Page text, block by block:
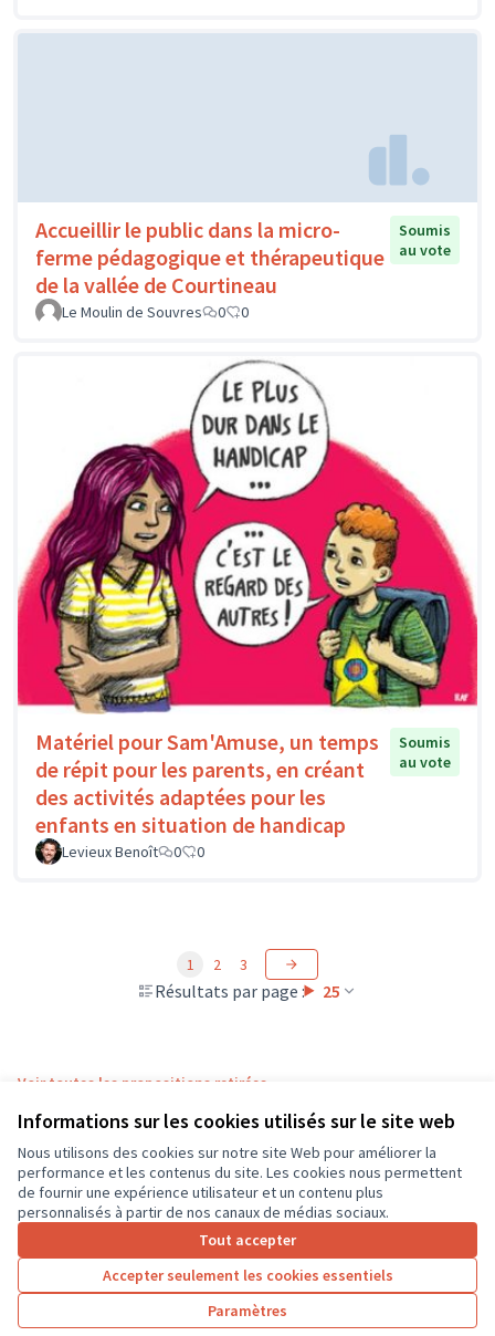
Informations sur les cookies utilisés sur le site web
Nous utilisons des cookies sur notre site Web pour améliorer la
performance et les contenus du site. Les cookies nous permettent
de fournir une expérience utilisateur et un contenu plus
personnalisés à partir de nos canaux de médias sociaux.
Tout accepter
Accepter seulement les cookies essentiels
Paramètres
Accueillir le public dans la micro-
ferme pédagogique et thérapeutique
de la vallée de Courtineau
Soumis
au vote
Le Moulin de Souvres 0 0
Matériel pour Sam'Amuse, un temps
de répit pour les parents, en créant
des activités adaptées pour les
enfants en situation de handicap
Soumis
au vote
Levieux Benoît 0 0
Résultats par page : 25
1 2 3
Voir toutes les propositions retirées
Conditions d'utilisation
Paramètres des cookies
CD37 sur X
(Lien externe)
CD37 sur Facebook
CD37 sur Instagram
CD37 sur YouTube
(Lien externe)
Site réalisé grâce aulogiciel libre Decidim .
Licence
(Lien